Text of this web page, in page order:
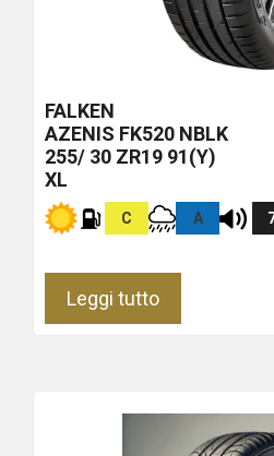
FALKEN
AZENIS FK520 NBLK
255/ 30 ZR19 91(Y)
XL
C A
Leggi tutto